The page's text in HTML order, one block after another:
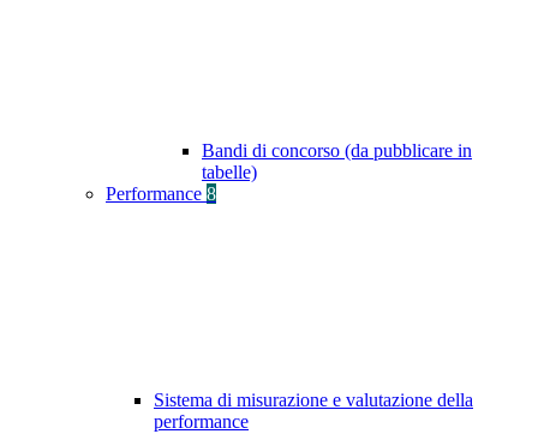
Bandi di concorso (da pubblicare in
tabelle)
Performance 8
Sistema di misurazione e valutazione della
performance